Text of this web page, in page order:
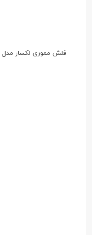
فلش مموری لکسار مدل JumpDrive V400 ظرفیت 128 گیگابایت